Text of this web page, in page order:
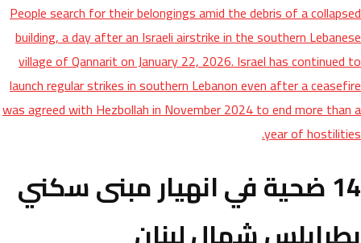
People search for their belongings amid the debris of a collapsed
building, a day after an Israeli airstrike in the southern Lebanese
village of Qannarit on January 22, 2026. Israel has continued to
launch regular strikes in southern Lebanon even after a ceasefire
was agreed with Hezbollah in November 2024 to end more than a
year of hostilities.
14 ضحية في انهيار مبنى سكني